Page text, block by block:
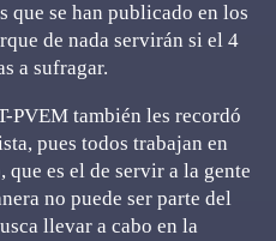
que se han publicado en los
de nada servirán si el 4
a sufragar.
PVEM también les recordó
pues todos trabajan en
es el de servir a la gente
no puede ser parte del
llevar a cabo en la